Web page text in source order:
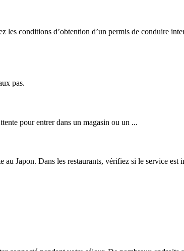
les conditions d’obtention d’un permis de conduire
pas.
pour entrer dans un magasin ou un ...
Japon. Dans les restaurants, vérifiez si le service